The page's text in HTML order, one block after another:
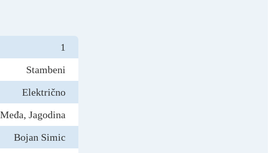
1
Stambeni
Električno
Jagodina
Bojan Simic